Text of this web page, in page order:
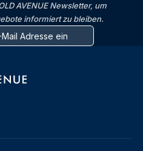
AVENUE Newsletter, um
informiert zu bleiben.